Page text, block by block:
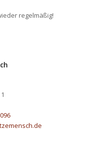
regelmäßig!